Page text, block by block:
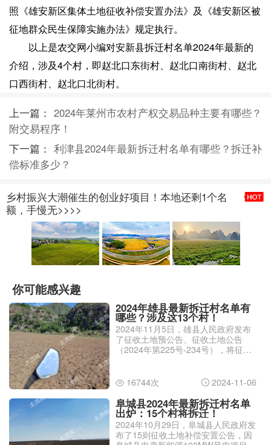
照《雄安新区集体土地征收补偿安置办法》及《雄安新区被
征地群众民生保障实施办法》规定执行。
以上是农交网小编对安新县拆迁村名单2024年最新的
介绍，涉及4个村，即赵北口东街村、赵北口南街村、赵北
口西街村、赵北口北街村。
上一篇： 2024年莱州市农村产权交易品种主要有哪些？
附交易程序！
下一篇： 利津县2024年最新拆迁村名单有哪些？拆迁补
偿标准多少？
乡村振兴大潮催生的创业好项目！本地还剩1个名
额，手慢无>>>>
你可能感兴趣
2024年雄县最新拆迁村名单有
哪些？涉及这13个村！
2024年11月5日，雄县人民政府发布
了征收土地预公告、征收土地公告
（2024年第225号-234号），将征收
 16744次  2024-11-06
阜城县2024年最新拆迁村名单
出炉：15个村将拆迁！
2024年10月29日，阜城县人民政府发
布了15则征收土地补偿安置公告，因